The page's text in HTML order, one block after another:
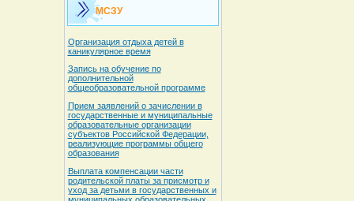
МСЗУ
Организация отдыха детей в
каникулярное время
Запись на обучение по
дополнительной
общеобразовательной программе
Прием заявлений о зачислении в
государственные и муниципальные
образовательные организации
субъектов Российской Федерации,
реализующие программы общего
образования
Выплата компенсации части
родительской платы за присмотр и
уход за детьми в государственных и